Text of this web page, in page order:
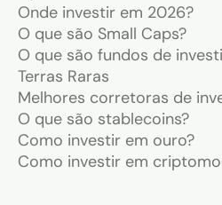
Onde investir em 2026?
O que são Small Caps?
O que são fundos de
Terras Raras
Melhores corretoras de
O que são stablecoins?
Como investir em ouro?
Como investir em